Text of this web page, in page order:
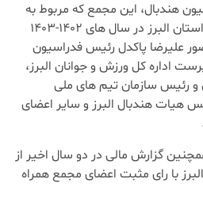
هندبال، این مجمع که مربوط به
بررسی عملکرد هیات هندبال استان البرز در سال های 1402-1403
علیرضا پاکدل رئیس فدراسیون
اداره کل ورزش و جوانان البرز،
و رئیس سازمان تیم های ملی
هیات هندبال البرز و سایر اعضای
گزارش مالی در دو سال اخیر از
با رای مثبت اعضای مجمع همراه